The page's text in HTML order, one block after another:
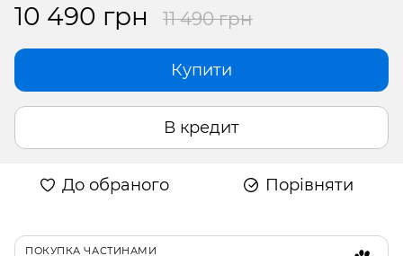
10 490 грн 11 490 грн
Купити
В кредит
До обраного Порівняти
ПОКУПКА ЧАСТИНАМИ